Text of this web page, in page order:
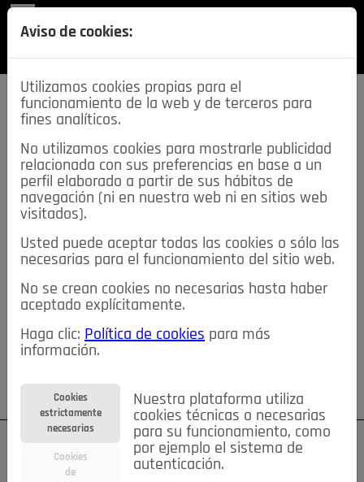
SECCIONES
descarga esta
REVISTA
≡NOTICIAS
NOTICIAS SERVICIOS DE INTERÉS
TABLÓN DE ANUNCIOS MIS ANUNCIOS CONTACTO
NOSOTROS
Su cuenta Regístrese ¿Olvidó su contraseña?
Aviso de cookies:
Utilizamos cookies propias para el
funcionamiento de la web y de terceros para
fines analíticos.
No utilizamos cookies para mostrarle publicidad
relacionada con sus preferencias en base a un
perfil elaborado a partir de sus hábitos de
navegación (ni en nuestra web ni en sitios web
visitados).
Usted puede aceptar todas las cookies o sólo las
necesarias para el funcionamiento del sitio web.
No se crean cookies no necesarias hasta haber
aceptado explícitamente.
Haga clic: Política de cookies para más
información.
Cookies
estrictamente
necesarias
Cookies
de
Nuestra plataforma utiliza
cookies técnicas o necesarias
para su funcionamiento, como
por ejemplo el sistema de
autenticación.